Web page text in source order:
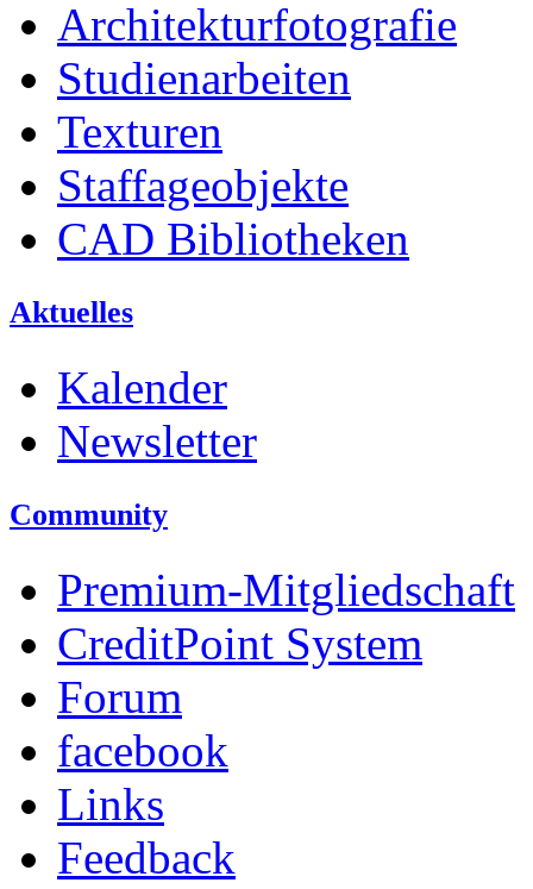
Architekturfotografie
Studienarbeiten
Texturen
Staffageobjekte
CAD Bibliotheken
Aktuelles
Kalender
Newsletter
Community
Premium-Mitgliedschaft
CreditPoint System
Forum
facebook
Links
Feedback